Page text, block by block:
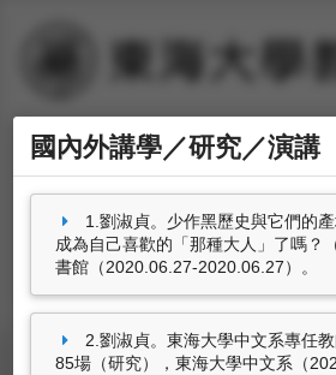
姓名：劉淑貞
職稱：
中文系副教授
國內外講學／研究／演講
1.劉淑貞。少作黑歷史與它們的
成為自己喜歡的「那種大人」了嗎？
書館（2020.06.27-2020.06.27）。
2.劉淑貞。東海大學中文系專任
85場（研究），東海大學中文系（